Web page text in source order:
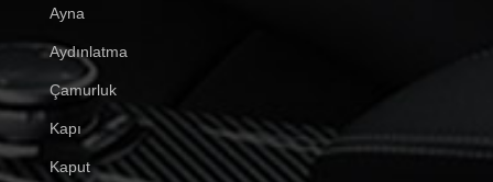
Ayna
Aydınlatma
Çamurluk
Kapı
Kaput